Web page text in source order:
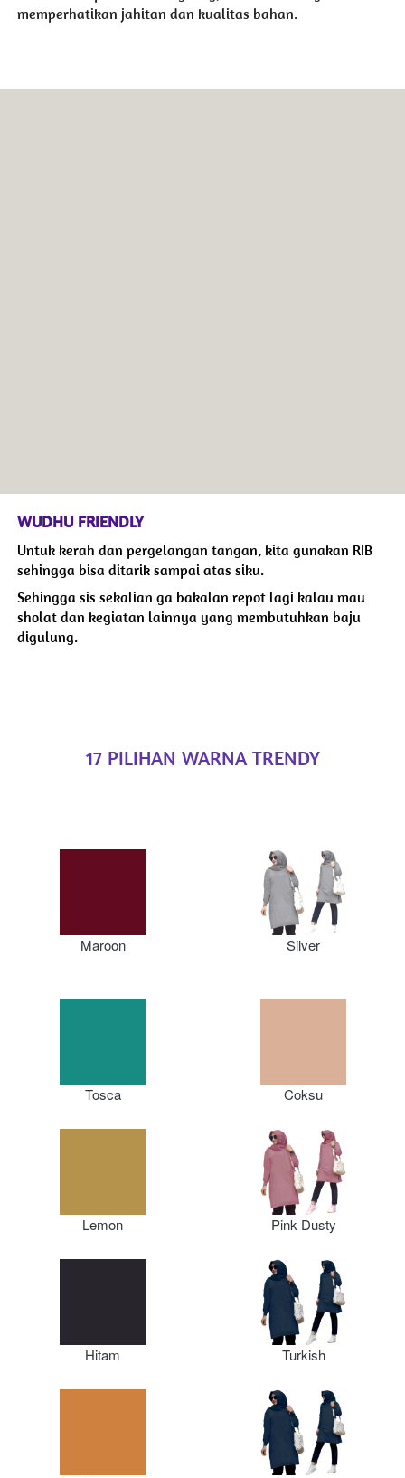
memperhatikan jahitan dan kualitas bahan.
WUDHU FRIENDLY
Untuk kerah dan pergelangan tangan, kita gunakan RIB
sehingga bisa ditarik sampai atas siku.
Sehingga sis sekalian ga bakalan repot lagi kalau mau
sholat dan kegiatan lainnya yang membutuhkan baju
digulung.
17 PILIHAN WARNA TRENDY
Maroon Silver
Tosca Coksu
Lemon Pink Dusty
Hitam Turkish